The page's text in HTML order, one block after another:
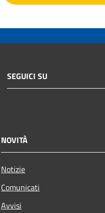
SEGUICI SU
NOVITÀ
Notizie
Comunicati
Avvisi